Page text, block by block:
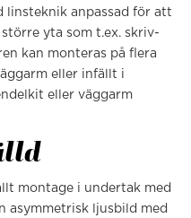
linsteknik anpassad för att
yta som t.ex. skriv-
kan monteras på flera
eller infällt i
eller väggarm
montage i undertak med
asymmetrisk ljusbild med